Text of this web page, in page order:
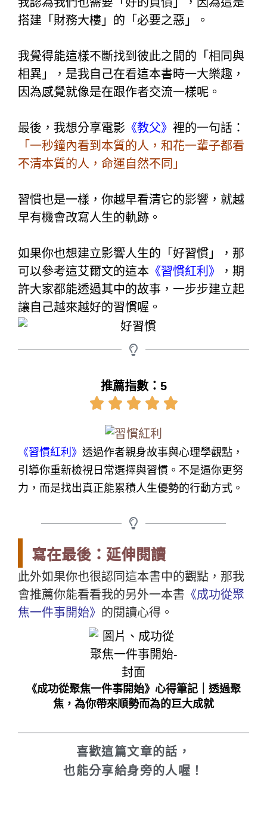
搭建「財務大樓」的「必要之惡」。
我覺得能這樣不斷找到彼此之間的「相同與
相異」，是我自己在看這本書時一大樂趣，
因為感覺就像是在跟作者交流一樣呢。
最後，我想分享電影 《教父》 裡的一句話：
「 一秒鐘內看到本質的人，和花一輩子都看
不清本質的人，命運自然不同」
習慣也是一樣，你越早看清它的影響，就越
早有機會改寫人生的軌跡。
如果你也想建立影響人生的「好習慣」，那
可以參考這艾爾文的這本 《習慣紅利》
，期
許大家都能透過其中的故事，一步步建立起
讓自己越來越好的習慣喔。
推薦指數：5
《習慣紅利》 透過作者親身故事與心理學觀點，
引導你重新檢視日常選擇與習慣。不是逼你更努
力，而是找出真正能累積人生優勢的行動方式。
寫在最後：延伸閱讀
此外如果你也很認同這本書中的觀點，那我
會推薦你能看看我的另外一本書 《成功從聚
焦一件事開始》 的閱讀心得。
《成功從聚焦一件事開始》心得筆記｜透過聚
焦，為你帶來順勢而為的巨大成就
喜歡這篇文章的話，
也能分享給身旁的人喔！